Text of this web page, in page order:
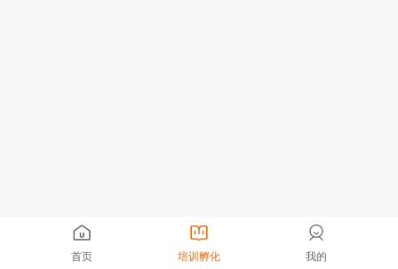
首页 培训孵化 我的